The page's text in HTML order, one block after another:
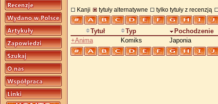
Kanji tytuły alternatywne tylko tytuły z recenzją
Tytuł Typ
Pochodzenie
+Anima
Komiks Japonia